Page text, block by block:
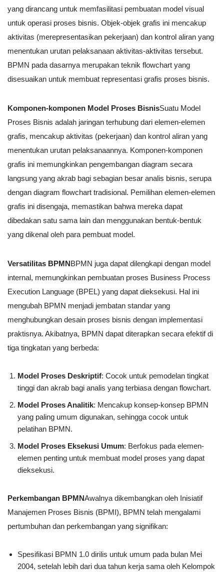
yang dirancang untuk memfasilitasi pembuatan model visual
untuk operasi proses bisnis. Objek-objek grafis ini mencakup
aktivitas (merepresentasikan pekerjaan) dan kontrol aliran yang
menentukan urutan pelaksanaan aktivitas-aktivitas tersebut.
BPMN pada dasarnya merupakan teknik flowchart yang
disesuaikan untuk membuat representasi grafis proses bisnis.
Komponen-komponen Model Proses BisnisSuatu Model
Proses Bisnis adalah jaringan terhubung dari elemen-elemen
grafis, mencakup aktivitas (pekerjaan) dan kontrol aliran yang
menentukan urutan pelaksanaannya. Komponen-komponen
grafis ini memungkinkan pengembangan diagram secara
langsung yang akrab bagi sebagian besar analis bisnis, serupa
dengan diagram flowchart tradisional. Pemilihan elemen-elemen
grafis ini disengaja, memastikan bahwa mereka dapat
dibedakan satu sama lain dan menggunakan bentuk-bentuk
yang dikenal oleh para pembuat model.
Versatilitas BPMNBPMN juga dapat dilengkapi dengan model
internal, memungkinkan pembuatan proses Business Process
Execution Language (BPEL) yang dapat dieksekusi. Hal ini
mengubah BPMN menjadi jembatan standar yang
menghubungkan desain proses bisnis dengan implementasi
praktisnya. Akibatnya, BPMN dapat diterapkan secara efektif di
tiga tingkatan yang berbeda:
Model Proses Deskriptif: Cocok untuk pemodelan tingkat
tinggi dan akrab bagi analis yang terbiasa dengan flowchart.
Model Proses Analitik: Mencakup konsep-konsep BPMN
yang paling umum digunakan, sehingga cocok untuk
pelatihan BPMN.
Model Proses Eksekusi Umum: Berfokus pada elemen-
elemen penting untuk membuat model proses yang dapat
dieksekusi.
Perkembangan BPMNAwalnya dikembangkan oleh Inisiatif
Manajemen Proses Bisnis (BPMI), BPMN telah mengalami
pertumbuhan dan perkembangan yang signifikan:
Spesifikasi BPMN 1.0 dirilis untuk umum pada bulan Mei
2004, setelah lebih dari dua tahun kerja sama oleh Kelompok